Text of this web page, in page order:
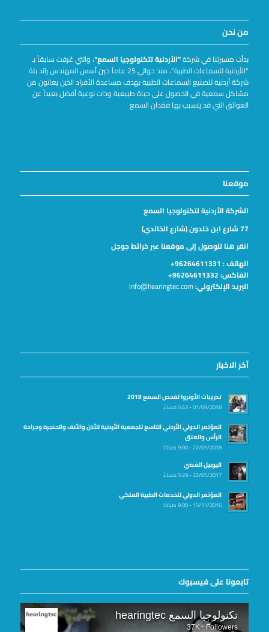
من نحن
بدأت مسيرتنا في شركة“الأردنية لتكنولوجيا السمع“، والتي عُرفت سابقاً بـ
“الأردنية للسماعات الطبية”، منذ حوالي 25 عاماً حين أسس المهندس رائد بلة
شركة أردنية لتصنيع السماعات الطبية بهدف مساعدة الأفراد الذين يعانون من
مشاكل سمعية في الحصول على حياة طبيعية وذات نوعية أفضل بعيداً عن
العوائق التي قد يتسبب بها فقدان السمع
موقعنا
الشركة الأردنية لتكنولوجيا السمع
77 شارع ابن خلدون (شارع الخالدي)
انقر هنا للوصول إلى موقعنا عبر خرائط جوجل
الهاتف : 96264611331+
الفاكس: 96264611332+
البريد الإلكتروني:info@hearingtec.com
آخر الاخبار
تدريبات الأونروا لفحص السمع 2018
01/09/2018 - 5:43 مساءً
المؤتمر الدولي الأردني التاسع للجمعية الأردنية للأذن والأنف والحنجرة وجراحة
الرأس والعنق
22/05/2018 - 9:00 صباحًا
اليوبيل الفضي
22/05/2017 - 5:29 مساءً
المؤتمر الدولي للخدمات الطبية الملكي
15/11/2016 - 9:00 صباحًا
تابعونا على فيسبوك
تكنولوجيا السمع hearingtec
37K+ Followers